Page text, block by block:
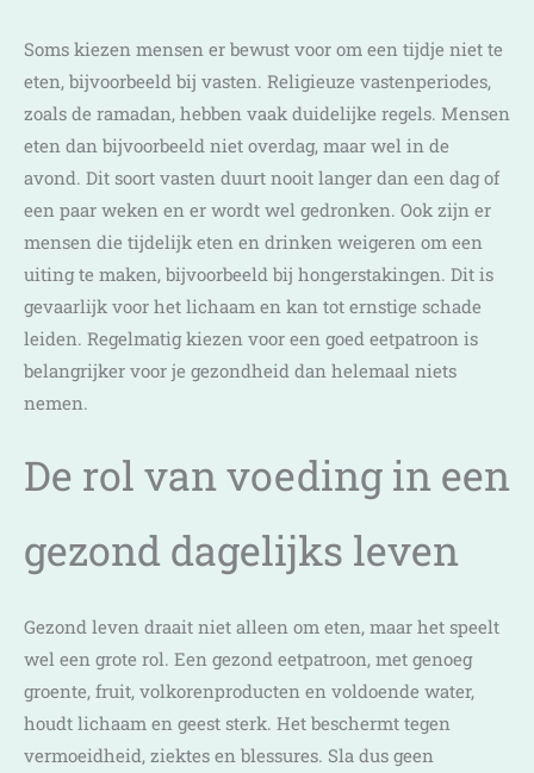
Soms kiezen mensen er bewust voor om een tijdje niet te
eten, bijvoorbeeld bij vasten. Religieuze vastenperiodes,
zoals de ramadan, hebben vaak duidelijke regels. Mensen
eten dan bijvoorbeeld niet overdag, maar wel in de
avond. Dit soort vasten duurt nooit langer dan een dag of
een paar weken en er wordt wel gedronken. Ook zijn er
mensen die tijdelijk eten en drinken weigeren om een
uiting te maken, bijvoorbeeld bij hongerstakingen. Dit is
gevaarlijk voor het lichaam en kan tot ernstige schade
leiden. Regelmatig kiezen voor een goed eetpatroon is
belangrijker voor je gezondheid dan helemaal niets
nemen.
De rol van voeding in een
gezond dagelijks leven
Gezond leven draait niet alleen om eten, maar het speelt
wel een grote rol. Een gezond eetpatroon, met genoeg
groente, fruit, volkorenproducten en voldoende water,
houdt lichaam en geest sterk. Het beschermt tegen
vermoeidheid, ziektes en blessures. Sla dus geen